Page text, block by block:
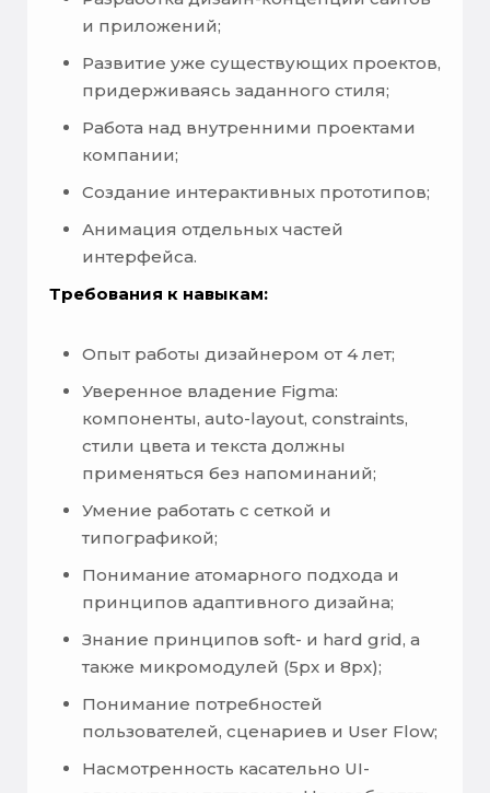
и приложений;
Развитие уже существующих проектов,
придерживаясь заданного стиля;
Работа над внутренними проектами
компании;
Создание интерактивных прототипов;
Анимация отдельных частей
интерфейса.
Требования к навыкам:
Опыт работы дизайнером от 4 лет;
Уверенное владение Figma:
компоненты, auto-layout, constraints,
стили цвета и текста должны
применяться без напоминаний;
Умение работать с сеткой и
типографикой;
Понимание атомарного подхода и
принципов адаптивного дизайна;
Знание принципов soft- и hard grid, а
также микромодулей (5px и 8px);
Понимание потребностей
пользователей, сценариев и User Flow;
Насмотренность касательно UI-